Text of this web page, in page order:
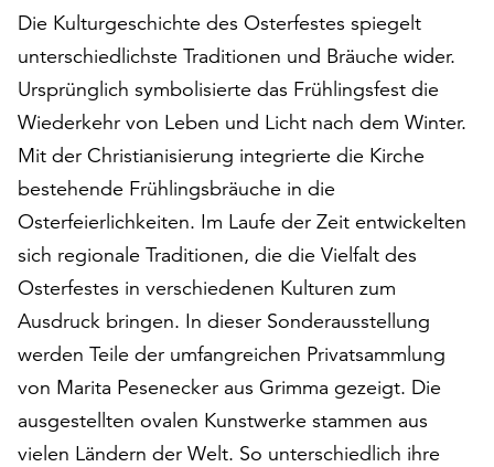
Klicken
auf
„Alle
akzeptieren“,
alle
Cookies
zu
akzeptieren.
Sie
können
Ihr
Einverständnis
jederzeit
ändern
und
widerrufen.
Die Kulturgeschichte des Osterfestes spiegelt
unterschiedlichste Traditionen und Bräuche wider.
Ursprünglich symbolisierte das Frühlingsfest die
Wiederkehr von Leben und Licht nach dem Winter.
Mit der Christianisierung integrierte die Kirche
bestehende Frühlingsbräuche in die
Osterfeierlichkeiten. Im Laufe der Zeit entwickelten
sich regionale Traditionen, die die Vielfalt des
Osterfestes in verschiedenen Kulturen zum
Ausdruck bringen. In dieser Sonderausstellung
werden Teile der umfangreichen Privatsammlung
von Marita Pesenecker aus Grimma gezeigt. Die
ausgestellten ovalen Kunstwerke stammen aus
vielen Ländern der Welt. So unterschiedlich ihre